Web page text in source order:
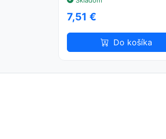
7,51 €
Do košíka